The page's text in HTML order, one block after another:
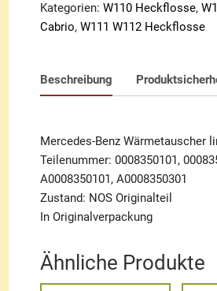
Kategorien:W110 Heckflosse,
Cabrio,W111 W112 Heckflosse
Beschreibung
Mercedes-Benz Wärmetauscher
Teilenummer: 0008350101,
A0008350101, A0008350301
Zustand: NOS Originalteil
In Originalverpackung
Ähnliche Produkte